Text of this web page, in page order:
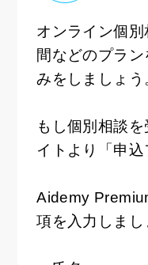
オンライン個
間などのプラ
みをしましょう
もし個別相談
イトより「申込
Aidemy
項を入力しまし